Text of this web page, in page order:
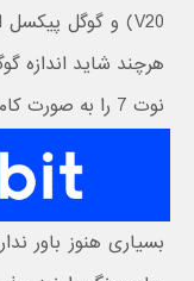
هرچند شاید اندازه
نوت 7 را به صورت کامل راضی نگه دارد.